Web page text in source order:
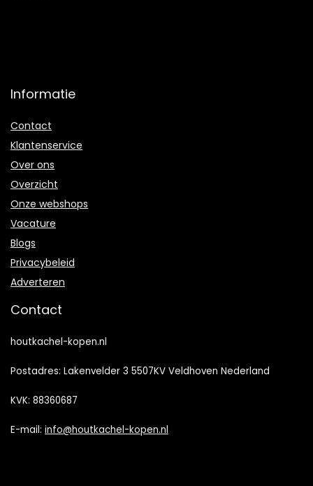
Informatie
Contact
Klantenservice
Over ons
Overzicht
Onze webshops
Vacature
Blogs
Privacybeleid
Adverteren
Contact
houtkachel-kopen.nl
Postadres: Lakenvelder 3 5507KV Veldhoven Nederland
KVK: 88360687
E-mail: info@houtkachel-kopen.nl